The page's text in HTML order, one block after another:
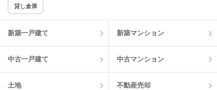
貸し倉庫
新築一戸建て 新築マンション
中古一戸建て 中古マンション
土地 不動産売却